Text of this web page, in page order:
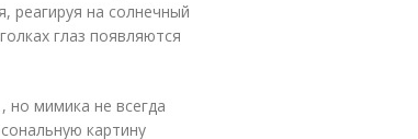
реагируя на солнечный
глаз появляются
мимика не всегда
картину